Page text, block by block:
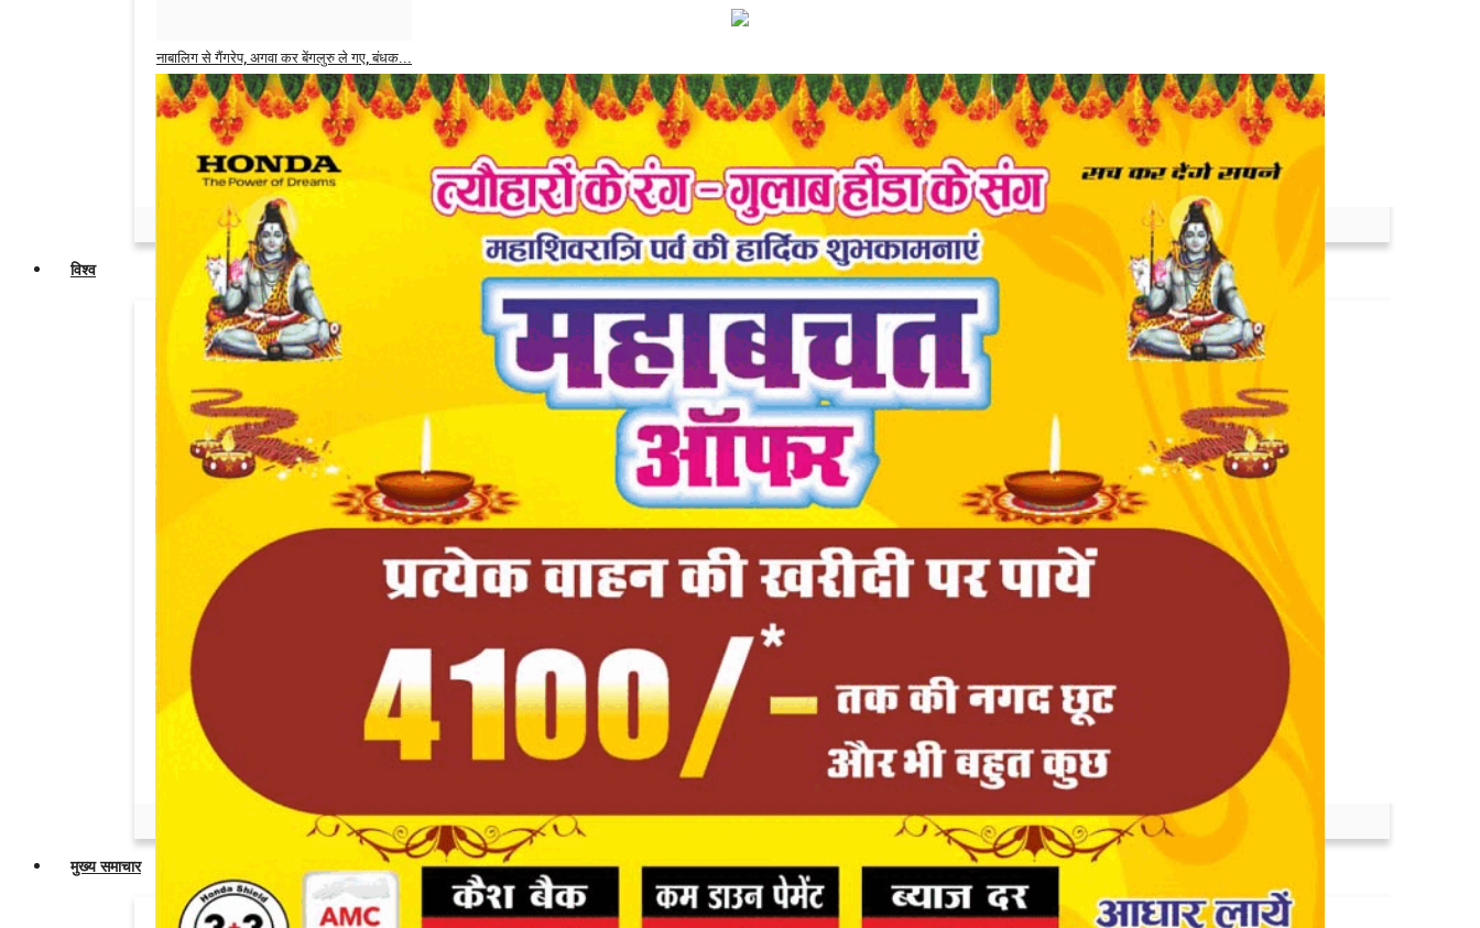
नाबालिग से गैंगरेप, अगवा कर बेंगलुरु ले गए, बंधक...
Admin May 14, 2026 0
सगी बहनों ने जताई पतियों की अदला-बदली की
इच्छा,...
Admin May 6, 2026 0
विश्व
इंडियन मार्केट पर खतरा, भारत से दगाबाजी पर
Admin Jun 3, 2026
डोनाल्ड ट्रंप की मौजूदगी में व्हाइट हाउस के बाहर...
नार्वे की पत्रकार ने पूछा सवाल तो खामोशी से
May 19, 2026
अमित शाह के सामने विरोध टालने जनसुनवाई रद्द
करने...
Admin
नेपाल में भारतीय नंबर प्लेट वाले वाहनों के प्रवेश...
0
मुख्य समाचार